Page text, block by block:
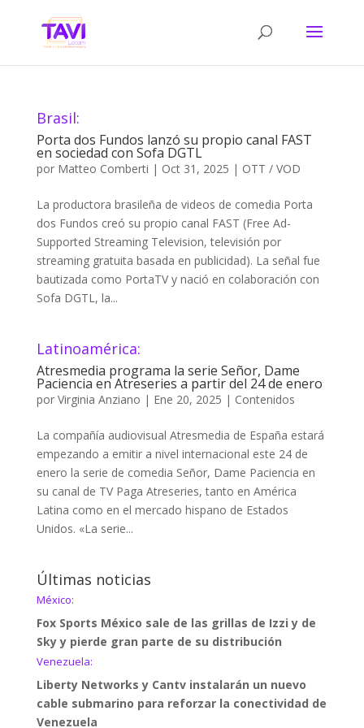
Brasil:
Porta dos Fundos lanzó su propio canal FAST
en sociedad con Sofa DGTL
por Matteo Comberti | Oct 31, 2025 | OTT / VOD
La productora brasileña de videos de comedia Porta
dos Fundos creó su propio canal FAST (Free Ad-
Supported Streaming Television, televisión por
streaming gratuita basada en publicidad). La señal fue
bautizada como PortaTV y nació en colaboración con
Sofa DGTL, la...
Latinoamérica:
Atresmedia programa la serie Señor, Dame
Paciencia en Atreseries a partir del 24 de enero
por Virginia Anziano | Ene 20, 2025 | Contenidos
La compañía audiovisual Atresmedia de España estará
empezando a emitir a nivel internacional este 24 de
enero la serie de comedia Señor, Dame Paciencia en
su canal de TV Paga Atreseries, tanto en América
Latina como en el mercado hispano de Estados
Unidos. «La serie...
Últimas noticias
México:
Fox Sports México sale de las grillas de Izzi y de
Sky y pierde gran parte de su distribución
Venezuela:
Liberty Networks y Cantv instalarán un nuevo
cable submarino para reforzar la conectividad de
Venezuela